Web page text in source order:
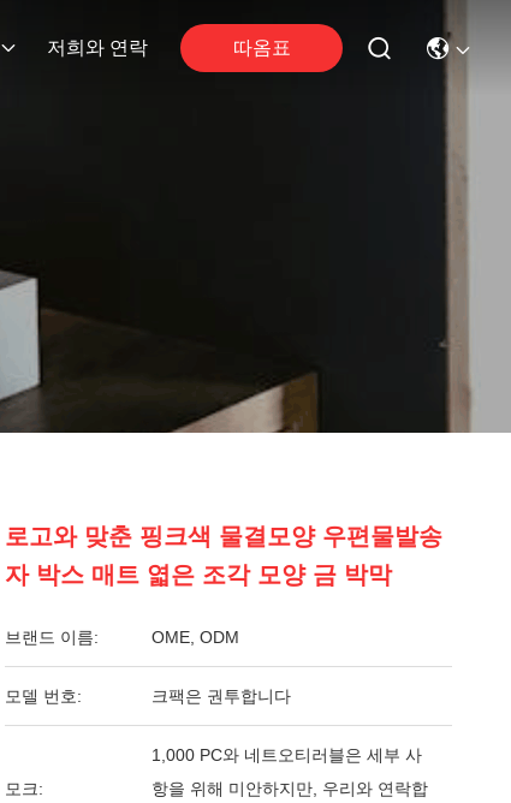
저희와 연락 따옴표
로고와 맞춘 핑크색 물결모양 우편물발송
자 박스 매트 엷은 조각 모양 금 박막
브랜드 이름: OME, ODM
모델 번호: 크팩은 권투합니다
모크:
1,000 PC와 네트오티러블은 세부 사
항을 위해 미안하지만, 우리와 연락합